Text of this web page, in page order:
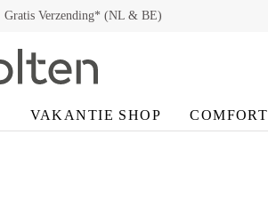
Gratis Verzending* (NL & BE)
VAKANTIE SHOP COMFORT